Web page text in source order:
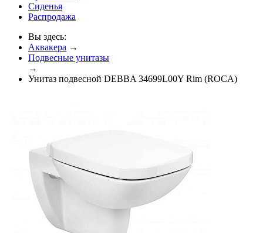
Сиденья
Распродажа
Вы здесь:
Аквакера →
Подвесные унитазы
→
Унитаз подвесной DEBBA 34699L00Y Rim (ROCA)